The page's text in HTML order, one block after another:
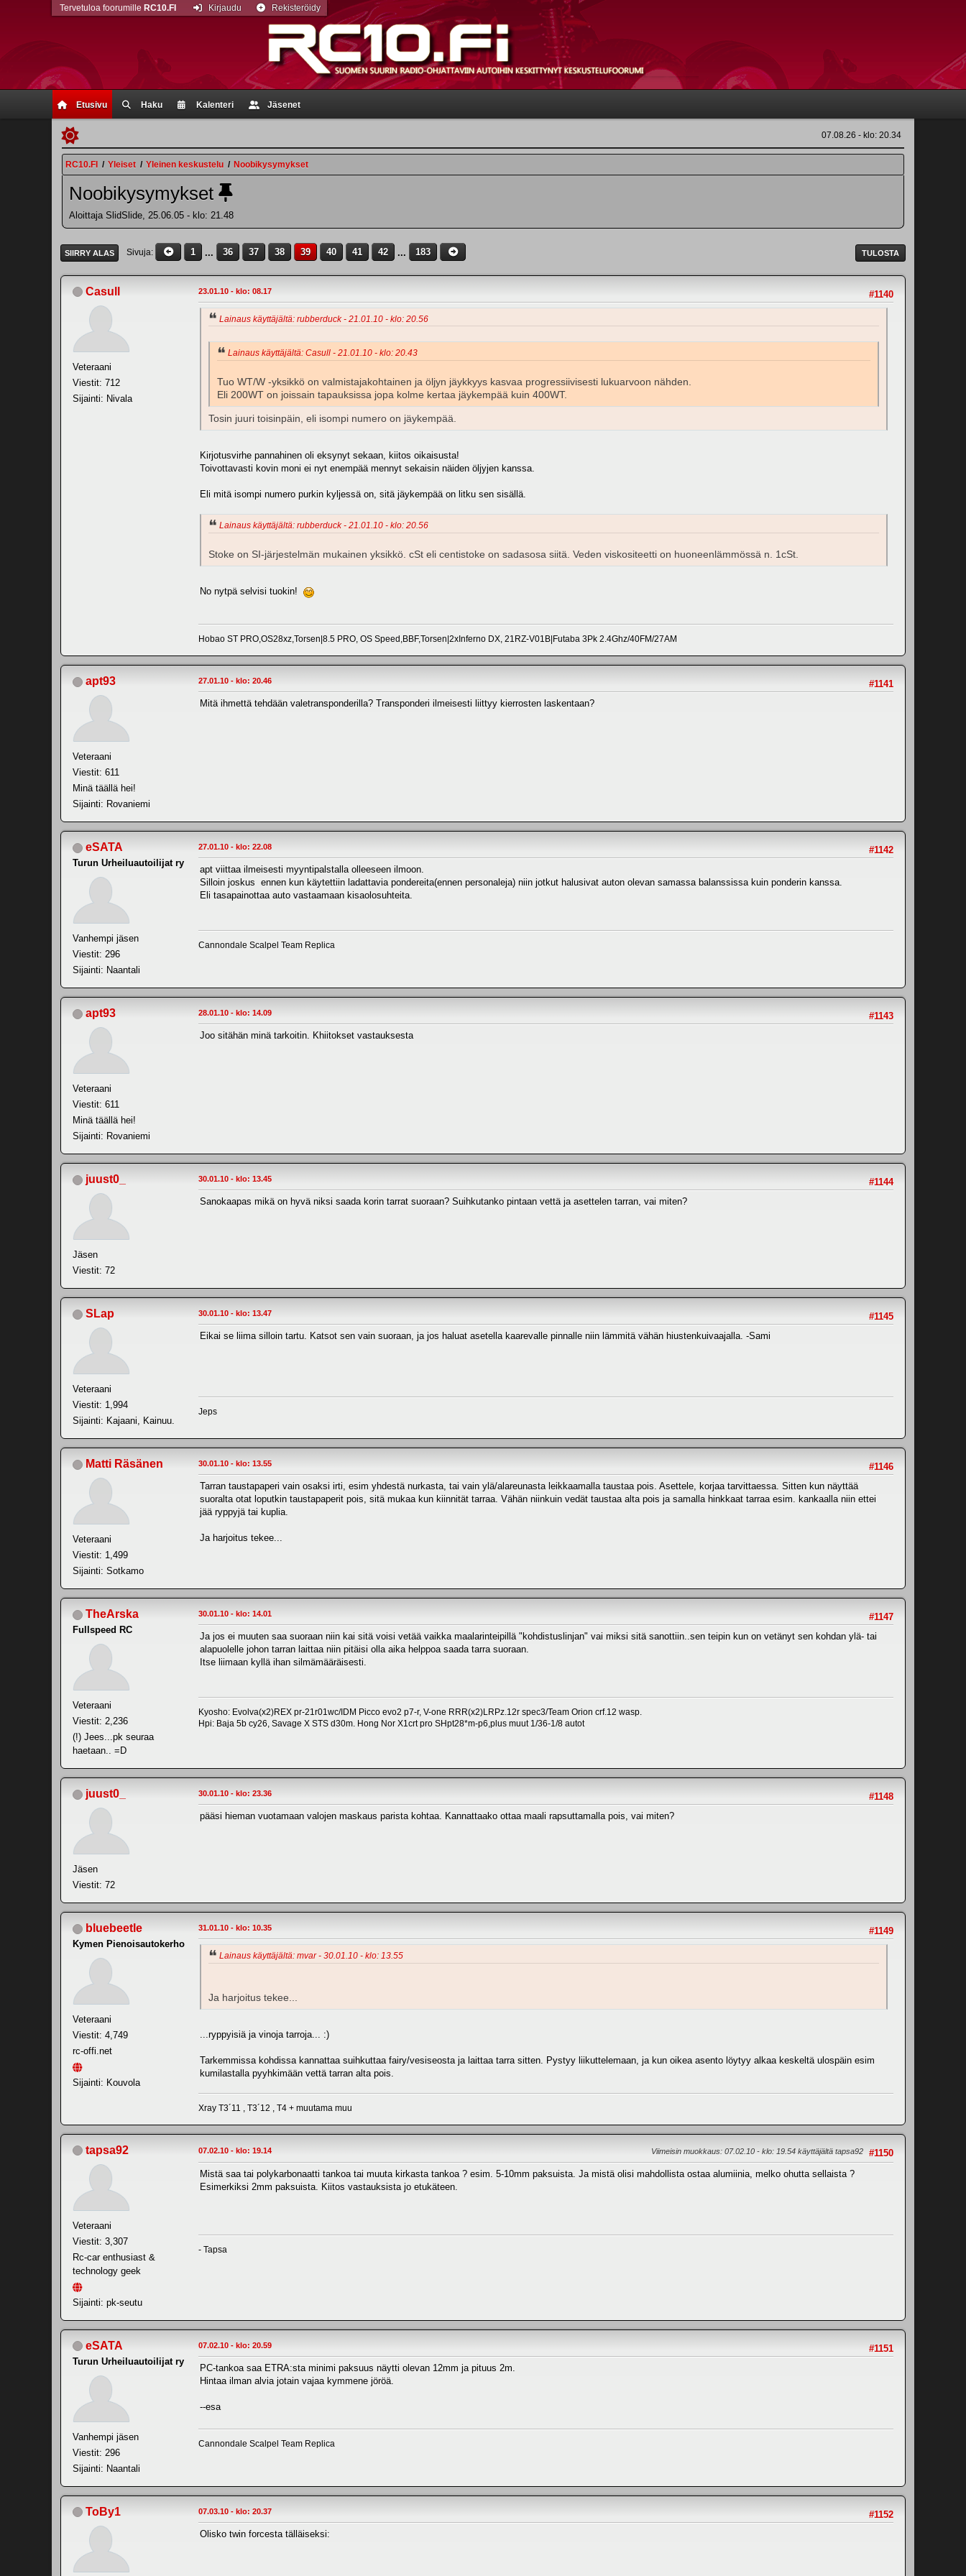
Etusivu Haku Kalenteri Jäsenet
Tervetuloa foorumille RC10.FI Kirjaudu Rekisteröidy
07.08.26 - klo: 20.34
RC10.FI / Yleiset / Yleinen keskustelu / Noobikysymykset
Noobikysymykset
Aloittaja SlidSlide, 25.06.05 - klo: 21.48
TULOSTA
SIIRRY ALAS Sivuja 1 ... 36 37 38 39 40 41 42 ... 183
Casull
Veteraani
Viestit: 712
Sijainti: Nivala
#1140
23.01.10 - klo: 08.17
Lainaus käyttäjältä: rubberduck - 21.01.10 - klo: 20.56
Lainaus käyttäjältä: Casull - 21.01.10 - klo: 20.43
Tuo WT/W -yksikkö on valmistajakohtainen ja öljyn jäykkyys kasvaa progressiivisesti lukuarvoon nähden.
Eli 200WT on joissain tapauksissa jopa kolme kertaa jäykempää kuin 400WT.
Tosin juuri toisinpäin, eli isompi numero on jäykempää.
Kirjotusvirhe pannahinen oli eksynyt sekaan, kiitos oikaisusta!
Toivottavasti kovin moni ei nyt enempää mennyt sekaisin näiden öljyjen kanssa.
Eli mitä isompi numero purkin kyljessä on, sitä jäykempää on litku sen sisällä.
Lainaus käyttäjältä: rubberduck - 21.01.10 - klo: 20.56
Stoke on SI-järjestelmän mukainen yksikkö. cSt eli centistoke on sadasosa siitä. Veden viskositeetti on huoneenlämmössä n. 1cSt.
No nytpä selvisi tuokin!
Hobao ST PRO,OS28xz,Torsen|8.5 PRO, OS Speed,BBF,Torsen|2xInferno DX, 21RZ-V01B|Futaba 3Pk 2.4Ghz/40FM/27AM
apt93
Veteraani
Viestit: 611
Minä täällä hei!
Sijainti: Rovaniemi
#1141
27.01.10 - klo: 20.46
Mitä ihmettä tehdään valetransponderilla? Transponderi ilmeisesti liittyy kierrosten laskentaan?
eSATA
Turun Urheiluautoilijat ry
Vanhempi jäsen
Viestit: 296
Sijainti: Naantali
#1142
27.01.10 - klo: 22.08
apt viittaa ilmeisesti myyntipalstalla olleeseen ilmoon.
Silloin joskus ennen kun käytettiin ladattavia pondereita(ennen personaleja) niin jotkut halusivat auton olevan samassa balanssissa kuin ponderin kanssa.
Eli tasapainottaa auto vastaamaan kisaolosuhteita.
Cannondale Scalpel Team Replica
apt93
Veteraani
Viestit: 611
Minä täällä hei!
Sijainti: Rovaniemi
#1143
28.01.10 - klo: 14.09
Joo sitähän minä tarkoitin. Khiitokset vastauksesta
juust0_
Jäsen
Viestit: 72
#1144
30.01.10 - klo: 13.45
Sanokaapas mikä on hyvä niksi saada korin tarrat suoraan? Suihkutanko pintaan vettä ja asettelen tarran, vai miten?
SLap
Veteraani
Viestit: 1,994
Sijainti: Kajaani, Kainuu.
#1145
30.01.10 - klo: 13.47
Eikai se liima silloin tartu. Katsot sen vain suoraan, ja jos haluat asetella kaarevalle pinnalle niin lämmitä vähän hiustenkuivaajalla. -Sami
Jeps
Matti Räsänen
Veteraani
Viestit: 1,499
Sijainti: Sotkamo
#1146
30.01.10 - klo: 13.55
Tarran taustapaperi vain osaksi irti, esim yhdestä nurkasta, tai vain ylä/alareunasta leikkaamalla taustaa pois. Asettele, korjaa tarvittaessa. Sitten kun näyttää
suoralta otat loputkin taustapaperit pois, sitä mukaa kun kiinnität tarraa. Vähän niinkuin vedät taustaa alta pois ja samalla hinkkaat tarraa esim. kankaalla niin ettei
jää ryppyjä tai kuplia.
Ja harjoitus tekee...
TheArska
Fullspeed RC
Veteraani
Viestit: 2,236
(!) Jees...pk seuraa
haetaan.. =D
#1147
30.01.10 - klo: 14.01
Ja jos ei muuten saa suoraan niin kai sitä voisi vetää vaikka maalarinteipillä "kohdistuslinjan" vai miksi sitä sanottiin..sen teipin kun on vetänyt sen kohdan ylä- tai
alapuolelle johon tarran laittaa niin pitäisi olla aika helppoa saada tarra suoraan.
Itse liimaan kyllä ihan silmämääräisesti.
Kyosho: Evolva(x2)REX pr-21r01wc/IDM Picco evo2 p7-r, V-one RRR(x2)LRPz.12r spec3/Team Orion crf.12 wasp.
Hpi: Baja 5b cy26, Savage X STS d30m. Hong Nor X1crt pro SHpt28*m-p6,plus muut 1/36-1/8 autot
juust0_
Jäsen
Viestit: 72
#1148
30.01.10 - klo: 23.36
pääsi hieman vuotamaan valojen maskaus parista kohtaa. Kannattaako ottaa maali rapsuttamalla pois, vai miten?
bluebeetle
Kymen Pienoisautokerho
Veteraani
Viestit: 4,749
rc-offi.net
Sijainti: Kouvola
#1149
31.01.10 - klo: 10.35
Lainaus käyttäjältä: mvar - 30.01.10 - klo: 13.55
Ja harjoitus tekee...
...ryppyisiä ja vinoja tarroja... :)
Tarkemmissa kohdissa kannattaa suihkuttaa fairy/vesiseosta ja laittaa tarra sitten. Pystyy liikuttelemaan, ja kun oikea asento löytyy alkaa keskeltä ulospäin esim
kumilastalla pyyhkimään vettä tarran alta pois.
Xray T3´11 , T3´12 , T4 + muutama muu
tapsa92
Veteraani
Viestit: 3,307
Rc-car enthusiast &
technology geek
Sijainti: pk-seutu
#1150
07.02.10 - klo: 19.14 Viimeisin muokkaus: 07.02.10 - klo: 19.54 käyttäjältä tapsa92
Mistä saa tai polykarbonaatti tankoa tai muuta kirkasta tankoa ? esim. 5-10mm paksuista. Ja mistä olisi mahdollista ostaa alumiinia, melko ohutta sellaista ?
Esimerkiksi 2mm paksuista. Kiitos vastauksista jo etukäteen.
- Tapsa
eSATA
Turun Urheiluautoilijat ry
Vanhempi jäsen
Viestit: 296
Sijainti: Naantali
#1151
07.02.10 - klo: 20.59
PC-tankoa saa ETRA:sta minimi paksuus näytti olevan 12mm ja pituus 2m.
Hintaa ilman alvia jotain vajaa kymmene jöröä.
--esa
Cannondale Scalpel Team Replica
ToBy1 #1152
07.03.10 - klo: 20.37
Olisko twin forcesta tälläiseksi: